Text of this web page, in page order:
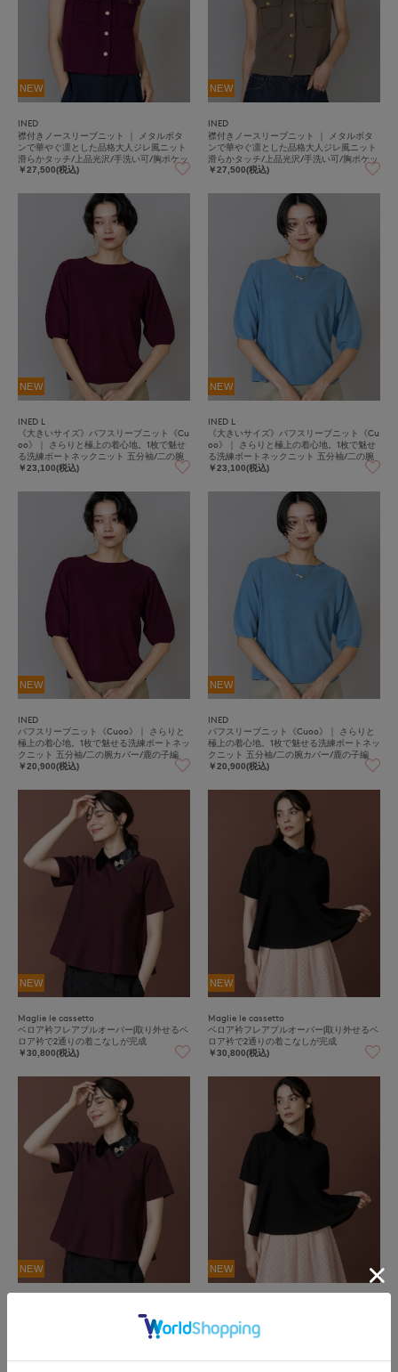
NEW
INED
襟付きノースリーブニット ｜ メタルボタ
ンで華やぐ凛とした品格大人ジレ風ニット
滑らかタッチ/上品光沢/手洗い可/胸ポケッ
ト
￥27,500(税込)
NEW
INED
襟付きノースリーブニット ｜ メタルボタ
ンで華やぐ凛とした品格大人ジレ風ニット
滑らかタッチ/上品光沢/手洗い可/胸ポケッ
ト
￥27,500(税込)
NEW
INED L
《大きいサイズ》パフスリーブニット《Cu
oo》｜ さらりと極上の着心地。1枚で魅せ
る洗練ボートネックニット 五分袖/二の腕
カバー/鹿の子編み/ホールガーメント/快適
￥23,100(税込)
NEW
INED L
《大きいサイズ》パフスリーブニット《Cu
oo》｜ さらりと極上の着心地。1枚で魅せ
る洗練ボートネックニット 五分袖/二の腕
カバー/鹿の子編み/ホールガーメント/快適
￥23,100(税込)
NEW
INED
パフスリーブニット《Cuoo》｜ さらりと
極上の着心地。1枚で魅せる洗練ボートネッ
クニット 五分袖/二の腕カバー/鹿の子編
み/ホールガーメント/快適素材
￥20,900(税込)
NEW
INED
パフスリーブニット《Cuoo》｜ さらりと
極上の着心地。1枚で魅せる洗練ボートネッ
クニット 五分袖/二の腕カバー/鹿の子編
み/ホールガーメント/快適素材
￥20,900(税込)
NEW
Maglie le cassetto
ベロア衿フレアプルオーバー|取り外せるベ
ロア衿で2通りの着こなしが完成
￥30,800(税込)
NEW
Maglie le cassetto
ベロア衿フレアプルオーバー|取り外せるベ
ロア衿で2通りの着こなしが完成
￥30,800(税込)
NEW
《大きいサイズ》ベロア衿フレアプルオー
バー|取り外せるベロア衿で2通りの着こな
NEW
バー|取り外せるベロア衿で2通りの着こな
しが完成